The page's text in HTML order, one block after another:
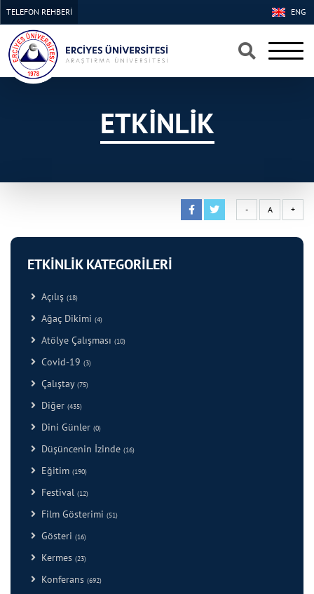
×
×
ENG
TELEFON REHBERİ
ETKİNLİK
- A +
ETKİNLİK KATEGORİLERİ
Açılış (18)
Ağaç Dikimi (4)
Atölye Çalışması (10)
Covid-19 (3)
Çalıştay (75)
Diğer (435)
Dini Günler (0)
Düşüncenin İzinde (16)
Eğitim (190)
Festival (12)
Film Gösterimi (51)
Gösteri (16)
Kermes (23)
Konferans (692)